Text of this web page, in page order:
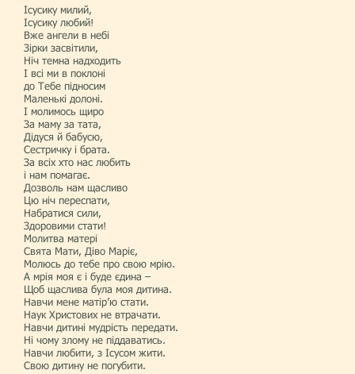
Ісусику милий,
Ісусику любий!
Вже ангели в небі
Зірки засвітили,
Ніч темна надходить
І всі ми в поклоні
до Тебе підносим
Маленькі долоні.
І молимось щиро
За маму за тата,
Дідуся й бабусю,
Сестричку і брата.
За всіх хто нас любить
і нам помагає.
Дозволь нам щасливо
Цю ніч переспати,
Набратися сили,
Здоровими стати!
Молитва матері
Свята Мати, Діво Маріє,
Молюсь до тебе про свою мрію.
А мрія моя є і буде єдина –
Щоб щаслива була моя дитина.
Навчи мене матір’ю стати.
Наук Христових не втрачати.
Навчи дитині мудрість передати.
Ні чому злому не піддаватись.
Навчи любити, з Ісусом жити.
Свою дитину не погубити.